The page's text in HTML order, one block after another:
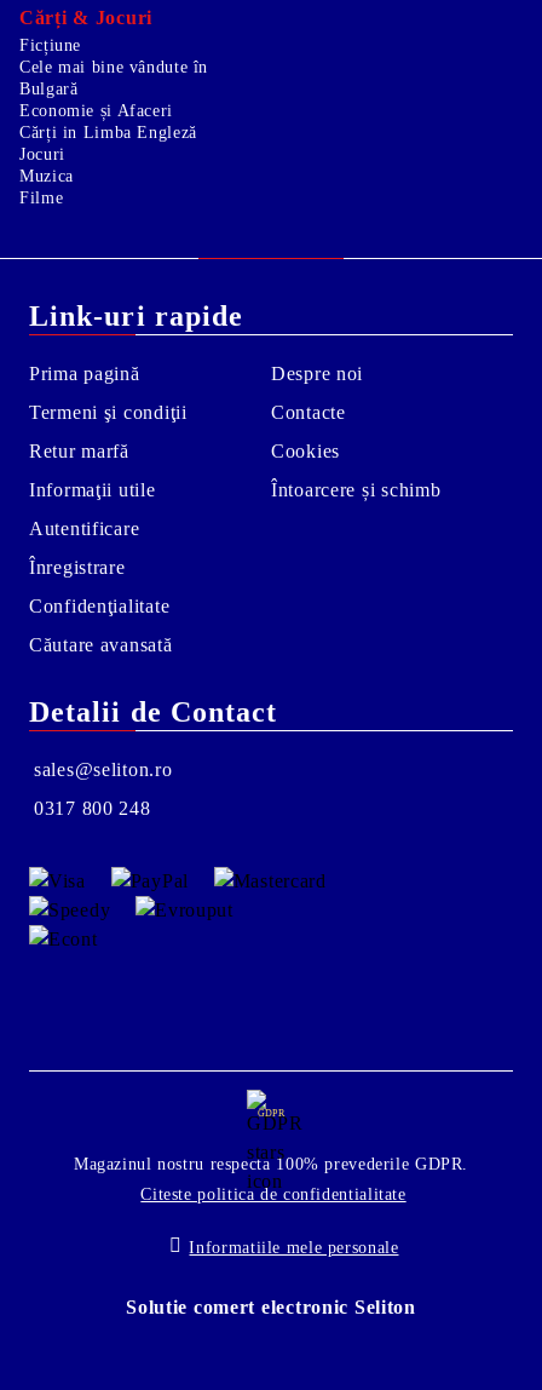
Cărți & Jocuri
Ficțiune
Cele mai bine vândute în
Bulgară
Economie și Afaceri
Cărți in Limba Engleză
Jocuri
Muzica
Filme
Link-uri rapide
Prima pagină
Termeni şi condiţii
Retur marfă
Informaţii utile
Autentificare
Înregistrare
Confidenţialitate
Căutare avansată
Despre noi
Contacte
Cookies
Întoarcere și schimb
Detalii de Contact
sales@seliton.ro
0317 800 248
GDPR
Magazinul nostru respecta 100% prevederile GDPR.
Citeste politica de confidentialitate
Informatiile mele personale
Solutie comert electronic Seliton